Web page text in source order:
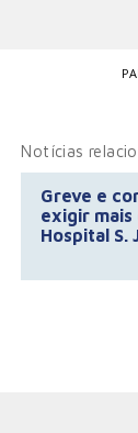
Notícias
Greve e
exigir
Hospital S.